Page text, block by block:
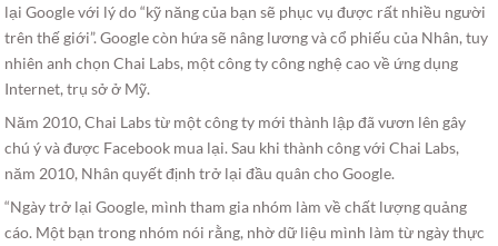
lại Google với lý do “kỹ năng của bạn sẽ phục vụ được rất nhiều người
trên thế giới”. Google còn hứa sẽ nâng lương và cổ phiếu của Nhân, tuy
nhiên anh chọn Chai Labs, một công ty công nghệ cao về ứng dụng
Internet, trụ sở ở Mỹ.
Năm 2010, Chai Labs từ một công ty mới thành lập đã vươn lên gây
chú ý và được Facebook mua lại. Sau khi thành công với Chai Labs,
năm 2010, Nhân quyết định trở lại đầu quân cho Google.
“Ngày trở lại Google, mình tham gia nhóm làm về chất lượng quảng
cáo. Một bạn trong nhóm nói rằng, nhờ dữ liệu mình làm từ ngày thực